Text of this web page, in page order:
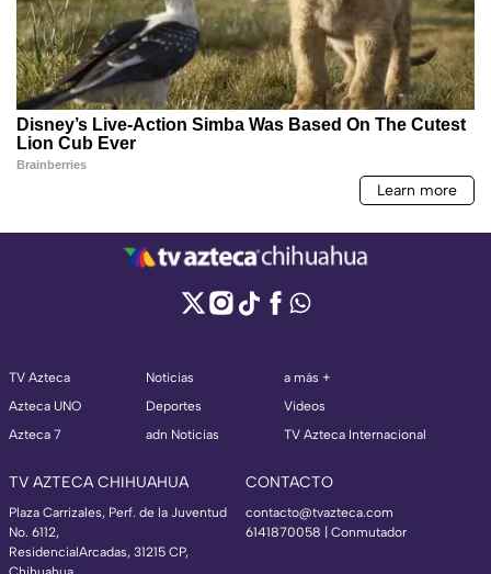
TV Azteca
Azteca UNO
Azteca 7
Noticias
Deportes
adn Noticias
a más +
Videos
TV Azteca Internacional
TV AZTECA CHIHUAHUA
Plaza Carrizales, Perf. de la Juventud
No. 6112,
ResidencialArcadas, 31215 CP,
CONTACTO
contacto@tvazteca.com
6141870058 | Conmutador